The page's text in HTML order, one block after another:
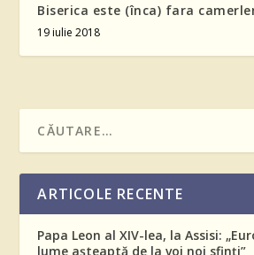
Biserica este (înca) fara
19 iulie 2018
ARTICOLE RECENTE
Papa Leon al XIV-lea, la Assisi:
lume așteaptă de la voi noi sfinți”